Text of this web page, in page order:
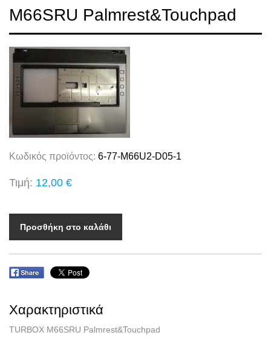
M66SRU Palmrest&Touchpad
Κωδικός προϊόντος: 6-77-M66U2-D05-1
Τιμή: 12,00 €
Προσθήκη στο καλάθι
Χαρακτηριστικά
TURBOX M66SRU Palmrest&Touchpad